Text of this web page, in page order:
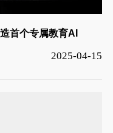
首个专属教育AI
2025-04-15